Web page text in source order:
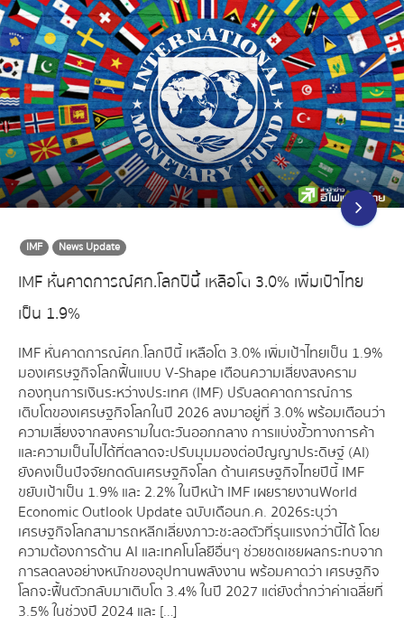
IMF News Update
IMF หั่นคาดการณ์ศก.โลกปีนี้ เหลือโต 3.0% เพิ่มเป้าไทย
เป็น 1.9%
IMF หั่นคาดการณ์ศก.โลกปีนี้ เหลือโต 3.0% เพิ่มเป้าไทยเป็น 1.9%
มองเศรษฐกิจโลกฟื้นแบบ V-Shape เตือนความเสี่ยงสงคราม
กองทุนการเงินระหว่างประเทศ (IMF) ปรับลดคาดการณ์การ
เติบโตของเศรษฐกิจโลกในปี 2026 ลงมาอยู่ที่ 3.0% พร้อมเตือนว่า
ความเสี่ยงจากสงครามในตะวันออกกลาง การแบ่งขั้วทางการค้า
และความเป็นไปได้ที่ตลาดจะปรับมุมมองต่อปัญญาประดิษฐ์ (AI)
ยังคงเป็นปัจจัยกดดันเศรษฐกิจโลก ด้านเศรษฐกิจไทยปีนี้ IMF
ขยับเป้าเป็น 1.9% และ 2.2% ในปีหน้า IMF เผยรายงาน World
Economic Outlook Update ฉบับเดือนก.ค. 2026 ระบุว่า
เศรษฐกิจโลกสามารถหลีกเลี่ยงภาวะชะลอตัวที่รุนแรงกว่านี้ได้ โดย
ความต้องการด้าน AI และเทคโนโลยีอื่นๆ ช่วยชดเชยผลกระทบจาก
การลดลงอย่างหนักของอุปทานพลังงาน พร้อมคาดว่า เศรษฐกิจ
โลกจะฟื้นตัวกลับมาเติบโต 3.4% ในปี 2027 แต่ยังต่ำกว่าค่าเฉลี่ยที่
3.5% ในช่วงปี 2024 และ […]